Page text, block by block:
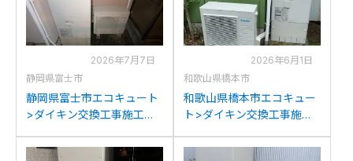
2026年7月7日
静岡県富士市
静岡県富士市エコキュート
>ダイキン交換工事施工事
ダイキンEQX37ZFVへの交
2026年6月1日
和歌山県橋本市
和歌山県橋本市エコキュー
ト>ダイキン交換工事施工
からダイキンEQX37ZFVへ